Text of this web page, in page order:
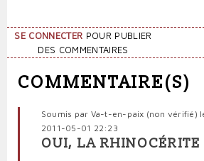
SE CONNECTER POUR PUBLIER
DES COMMENTAIRES
COMMENTAIRE(S)
Soumis par Va-t-en-paix (non vérifié)
2011-05-01 22:23
OUI, LA